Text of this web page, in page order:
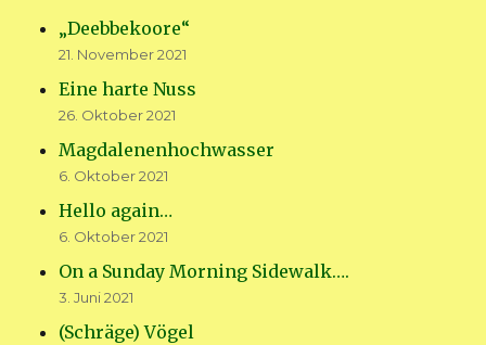
„Deebbekoore“
21. November 2021
Eine harte Nuss
26. Oktober 2021
Magdalenenhochwasser
6. Oktober 2021
Hello again…
6. Oktober 2021
On a Sunday Morning Sidewalk….
3. Juni 2021
(Schräge) Vögel